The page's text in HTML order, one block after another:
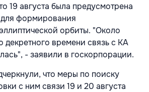
19 августа была предусмотрена
формирования
орбиты. "Около
декретного времени связь с КА
- заявили в госкорпорации.
что меры по поиску
с ним связи 19 и 20 августа